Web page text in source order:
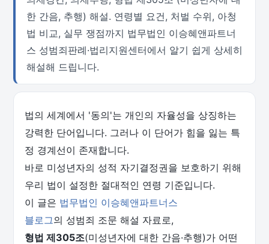
한 간음, 추행) 해설. 연령별 요건, 처벌 수위, 아청
법 비교, 실무 쟁점까지 법무법인 이승혜앤파트너
스 성범죄판례·법리지원센터에서 알기 쉽게 상세히
해설해 드립니다.
법의 세계에서 '동의'는 개인의 자율성을 상징하는
강력한 단어입니다. 그러나 이 단어가 힘을 잃는 특
정 경계선이 존재합니다.
바로 미성년자의 성적 자기결정권을 보호하기 위해
우리 법이 설정한 절대적인 연령 기준입니다.
이 글은 법무법인 이승혜앤파트너스
블로그의 성범죄 조문 해설 자료로,
형법 제305조(미성년자에 대한 간음·추행)가 어떤